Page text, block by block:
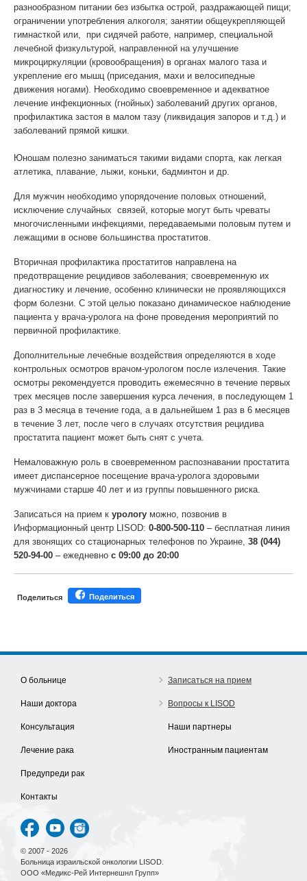
разнообразном питании без избытка острой, раздражающей пищи;
ограничении употребления алкоголя; занятии общеукрепляющей
гимнасткой или, при сидячей работе, например, специальной
лечебной физкультурой, направленной на улучшение
микроциркуляции (кровообращения) в органах малого таза и
укрепление его мышц (приседания, махи и велосипедные
движения ногами). Необходимо своевременное и адекватное
лечение инфекционных (гнойных) заболеваний других органов,
профилактика застоя в малом тазу (ликвидация запоров и т.д.) и
заболеваний прямой кишки.
Юношам полезно заниматься такими видами спорта, как легкая
атлетика, плавание, лыжи, коньки, бадминтон и др.
Для мужчин необходимо упорядочение половых отношений,
исключение случайных связей, которые могут быть чреваты
многочисленными инфекциями, передаваемыми половым путем и
лежащими в основе большинства простатитов.
Вторичная профилактика простатитов направлена на
предотвращение рецидивов заболевания; своевременную их
диагностику и лечение, особенно клинически не проявляющихся
форм болезни. С этой целью показано динамическое наблюдение
пациента у врача-уролога на фоне проведения мероприятий по
первичной профилактике.
Дополнительные лечебные воздействия определяются в ходе
контрольных осмотров врачом-урологом после излечения. Такие
осмотры рекомендуется проводить ежемесячно в течение первых
трех месяцев после завершения курса лечения, в последующем 1
раз в 3 месяца в течение года, а в дальнейшем 1 раз в 6 месяцев
в течение 3 лет, после чего в случаях отсутствия рецидива
простатита пациент может быть снят с учета.
Немаловажную роль в своевременном распознавании простатита
имеет диспансерное посещение врача-уролога здоровыми
мужчинами старше 40 лет и из группы повышенного риска.
Записаться на прием к урологу можно, позвонив в
Информационный центр LISOD: 0-800-500-110 – бесплатная линия
для звонящих со стационарных телефонов по Украине, 38 (044)
520-94-00 – ежедневно с 09:00 до 20:00
Поделиться Поделиться
О больнице
Наши доктора
Консультация
Лечение рака
Предупреди рак
Контакты
Записаться на прием
Вопросы к LISOD
Наши партнеры
Иностранным пациентам
© 2007 - 2026
Больница израильской онкологии LISOD.
ООО «Медикс-Рей Интернешнл Групп»